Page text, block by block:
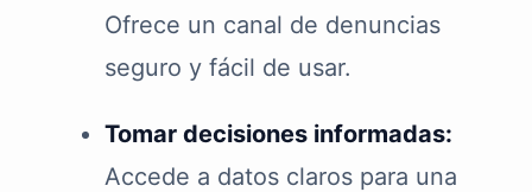
Ofrece un canal de denuncias
seguro y fácil de usar.
Tomar decisiones informadas:
Accede a datos claros para una